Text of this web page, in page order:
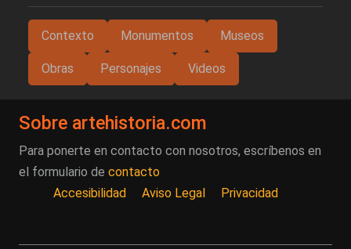
Contexto Monumentos Museos
Obras Personajes Videos
Sobre artehistoria.com
Para ponerte en contacto con nosotros, escríbenos en
el formulario de contacto
Accesibilidad
Aviso Legal Privacidad